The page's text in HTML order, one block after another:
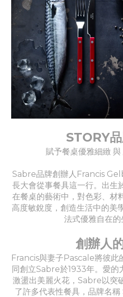
STORY
賦予餐桌優雅細緻
Sabre品牌創辦人Francis
長大會從事餐具這一行。出生
在餐桌的藝術中，對色彩、材
高度敏銳度，創造生活中的美
法式優雅自在的
創辦人
Francis與妻子Pascale將彼此
同創立Sabre於1933年。愛的
激盪出美麗火花，Sabre以突
了許多代表性餐具，品牌名